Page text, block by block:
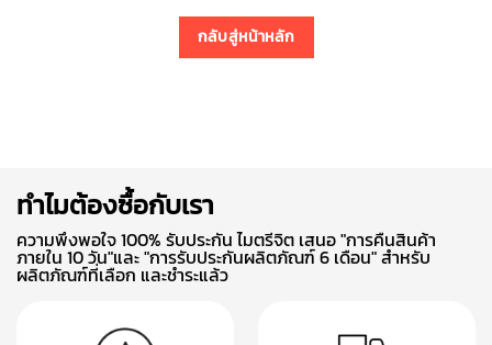
กลับสู่หน้าหลัก
ทำไมต้องซื้อกับเรา
ความพึงพอใจ 100% รับประกัน ไมตรีจิต เสนอ "การคืนสินค้า
ภายใน 10 วัน"และ "การรับประกันผลิตภัณฑ์ 6 เดือน" สำหรับ
ผลิตภัณฑ์ที่เลือก และชำระแล้ว